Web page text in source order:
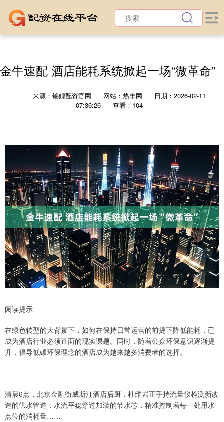
金牛速配 酒店能耗系统掀起一场“微革命”
来源：锦鲤配资官网 网站：热丰网
日期：2026-02-11
07:36:26
查看：104
阅读提示
在绿色转型的大背景下，如何在保持日常运营的前提下降低能耗，已
成为酒店行业必须直面的现实课题。同时，随着公众环保意识逐渐提
升，倡导低碳环保理念的酒店成为越来越多消费者的选择。
清晨6点，北京金融街威斯汀酒店后厨，杜维岩正手持流量仪检测新改
造的供水管道，水流平稳穿过加装的节水芯，精准控制着每一处用水
点位的消耗量……